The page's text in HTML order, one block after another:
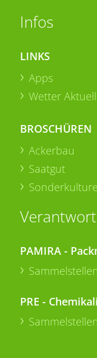
Infos
LINKS
Apps
Wetter Aktuell
BROSCHÜREN
Ackerbau
Saatgut
PAMIRA -
PRE -